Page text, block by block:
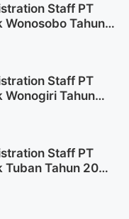
Staff PT
Tahun
Staff PT
Wonogiri Tahun
Staff PT
Tahun 2025